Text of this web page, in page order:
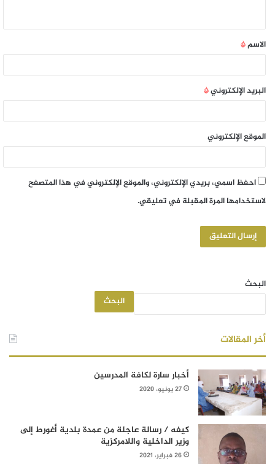
الاسم*
البريد الإلكتروني*
الموقع الإلكتروني
احفظ اسمي، بريدي الإلكتروني، والموقع الإلكتروني في هذا المتصفح
لاستخدامها المرة المقبلة في تعليقي.
البحث
البحث
أخر المقالات
أخبار سارة لكافة المدرسين
27 يونيو، 2020
كيفه / رسالة عاجلة من عمدة بلدية أغورط إلى
وزير الداخلية واللامركزية
26 فبراير، 2021